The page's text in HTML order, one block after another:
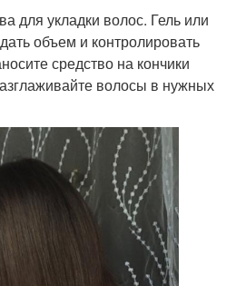
для укладки волос. Гель или
объем и контролировать
средство на кончики
волосы в нужных